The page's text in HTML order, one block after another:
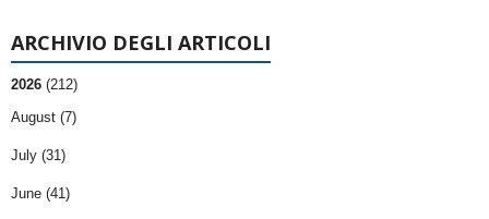
ARCHIVIO DEGLI ARTICOLI
2026 (212)
August (7)
July (31)
June (41)